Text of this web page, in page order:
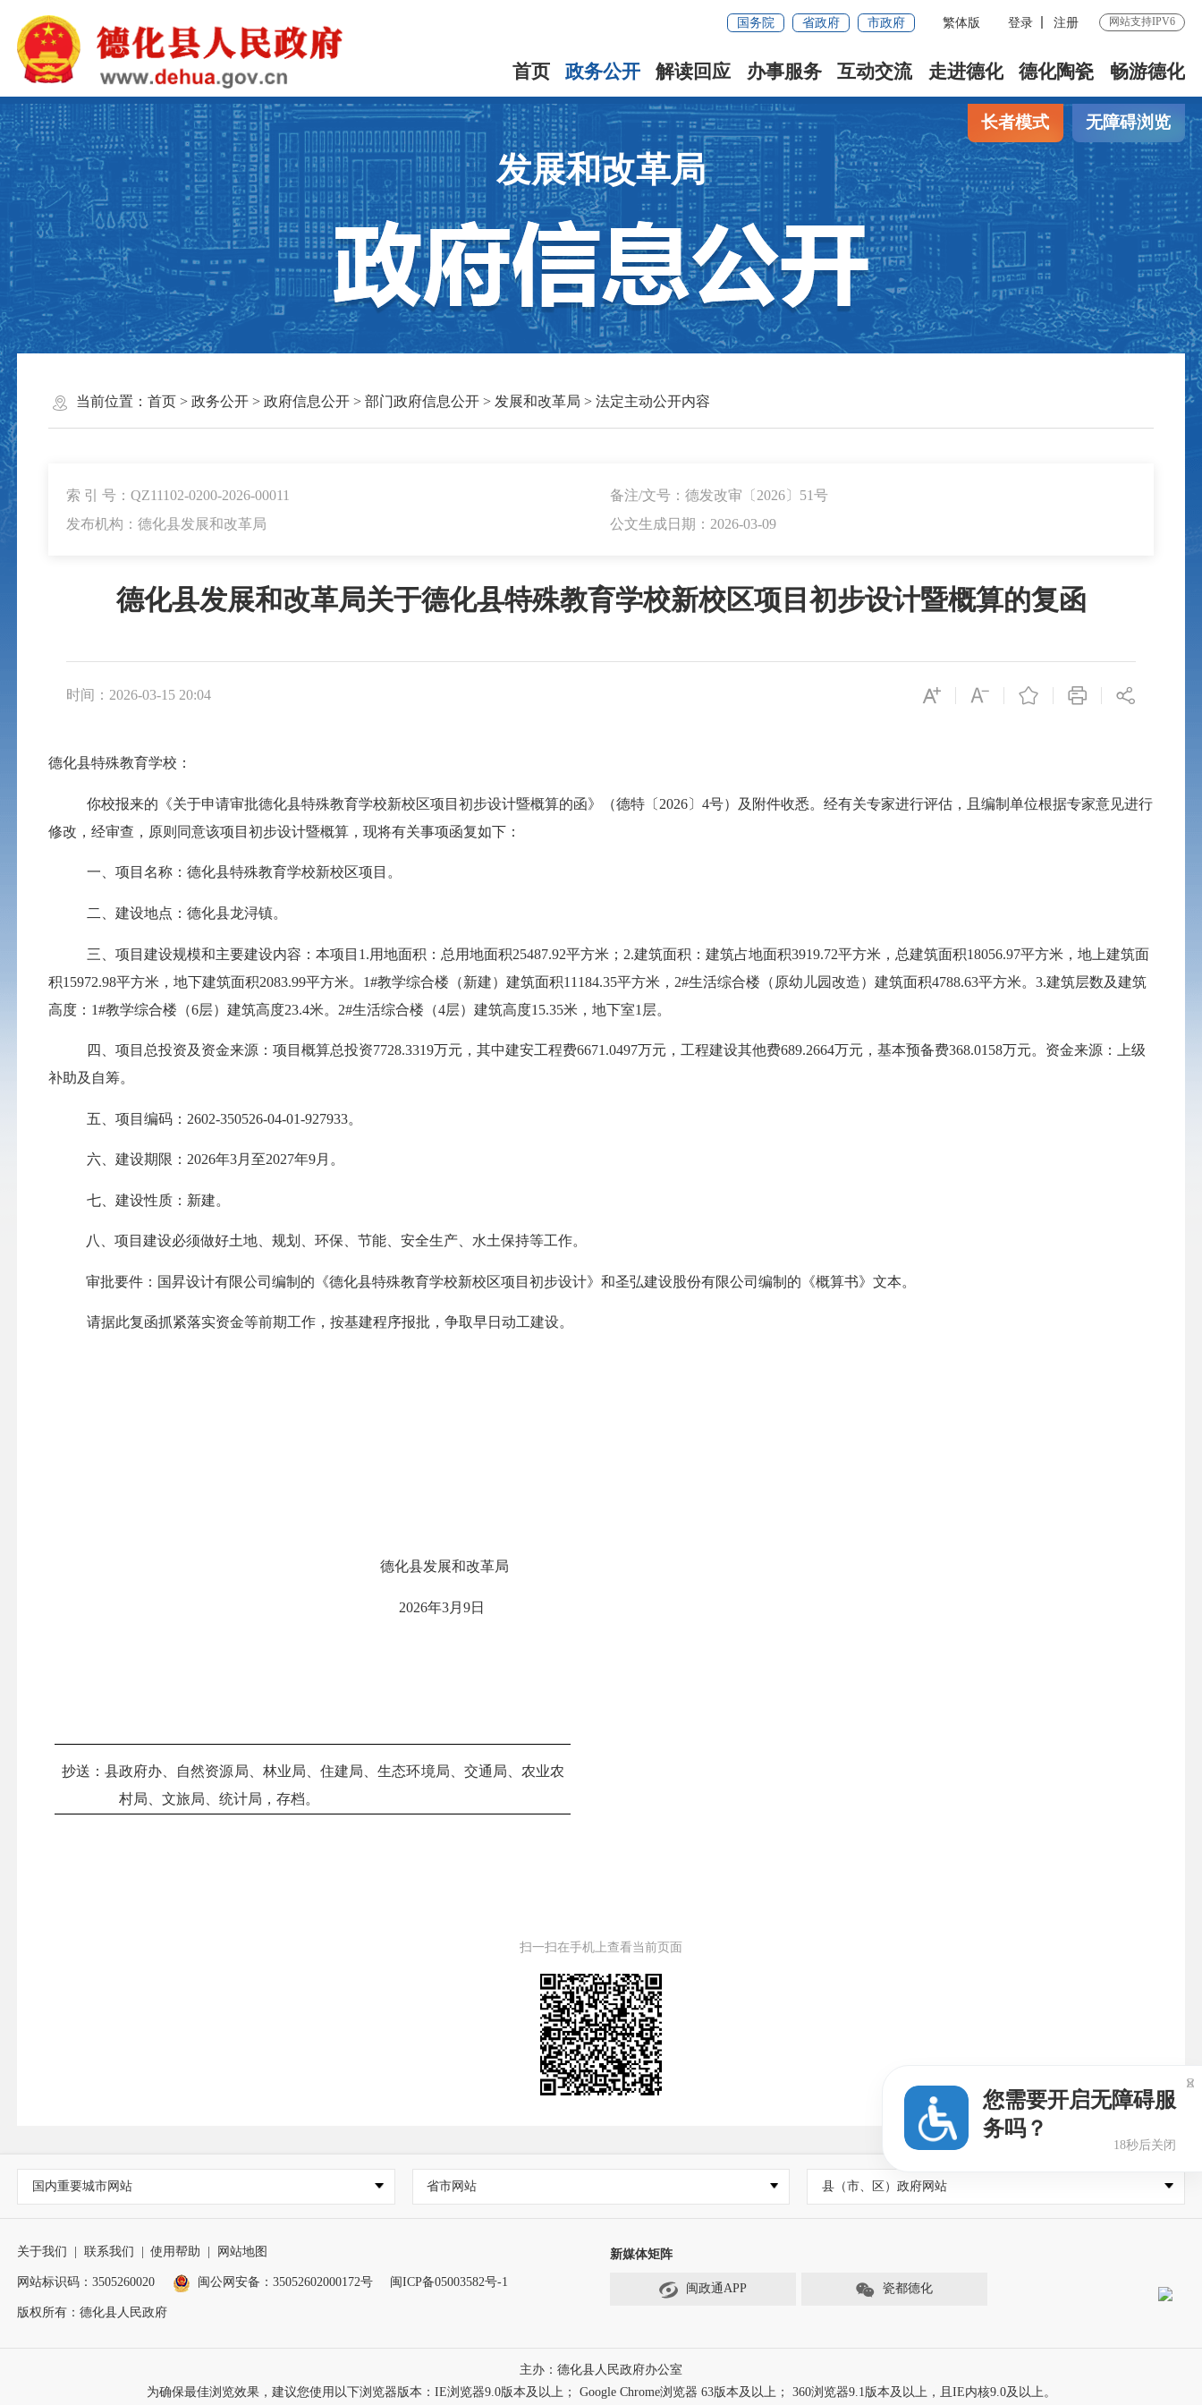
国务院 省政府 市政府 繁体版 登录 注册 网站支持IPV6
首页 政务公开 解读回应 办事服务 互动交流 走进德化 德化陶瓷 畅游德化
长者模式 无障碍浏览
发展和改革局
当前位置： 首页> 政务公开> 政府信息公开> 部门政府信息公开> 发展和改革局 > 法定主动公开内容
索 引 号：QZ11102-0200-2026-00011
备注/文号：德发改审〔2026〕51号
发布机构：德化县发展和改革局
公文生成日期：2026-03-09
德化县发展和改革局关于德化县特殊教育学校新校区项目初步设计暨概算的复函
时间：2026-03-15 20:04
德化县特殊教育学校：
你校报来的《关于申请审批德化县特殊教育学校新校区项目初步设计暨概算的函》（德特〔 2026〕 4号）及附件收悉。经有关专家进行评估，且 编制单位根据专家意见进行
修改，经审查，原则同意该项目初步设计暨概算，现将有关事项函复如下：
一、 项目名称：德化县特殊教育学校新校区项目。
二、建设地点：德化县龙浔镇。
三、项目建设规模和主要建设内容：本项目 1.用地面积：总用地面积25487.92平方米； 2.建筑面积：建筑占地面积3919.72平方米，总建筑面积18056.97平方米，地上建筑面
积15972.98平方米，地下建筑面积2083.99平方米。 1#教学综合楼（新建）建筑面积11184.35平方米， 2#生活综合楼（原幼儿园改造）建筑面积4788.63平方米。3.建筑层数及建筑
高度： 1#教学综合楼（6层）建筑高度23.4米。 2#生活综合楼（4层）建筑高度15.35米，地下室1 层。
四、项目总投资及资金来源：项目概算总投资7728.3319万元，其中建安工程费6671.0497万元，工程建设其他费689.2664万元，基本预备费368.0158万元。资金来源：上级
补助及自筹。
五、项目编码： 2602-350526-04-01-927933。
六、建设期限： 2026年3月至2027年9月。
七、建设性质：新建。
八、项目建设必须做好土地、规划、环保、节能、安全生产、水土保持等工作。
审批要件： 国昇设计有限公司编制的《德化县特殊教育学校新校区项目初步设计》和圣弘建设股份有限公司编制的《概算书》文本。
请据此复函抓紧落实资金等前期工作，按基建程序报批，争取早日动工建设。
德化县发展和改革局
2026年3月9日
抄送：县政府办、自然资源局、 林业局 、住建局、生态环境局、交通局、农业农
村局、文旅局、统计局，存档。
扫一扫在手机上查看当前页面
国内重要城市网站 省市网站 县（市、区）政府网站
关于我们 联系我们 使用帮助 网站地图
网站标识码：3505260020 闽公网安备：35052602000172号 闽ICP备05003582号-1
版权所有：德化县人民政府
新媒体矩阵
闽政通APP 瓷都德化
主办：德化县人民政府办公室
为确保最佳浏览效果，建议您使用以下浏览器版本：IE浏览器9.0版本及以上； Google Chrome浏览器 63版本及以上； 360浏览器9.1版本及以上，且IE内核9.0及以上。
您需要开启无障碍服
务吗？
17秒后关闭
